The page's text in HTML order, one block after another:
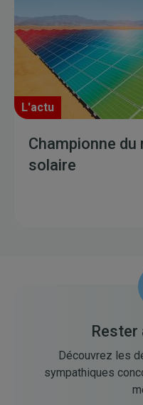
L'actu
Championne du
solaire
Rester
Découvrez les
sympathiques